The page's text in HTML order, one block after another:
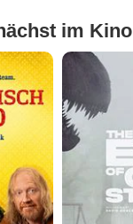
im Kino